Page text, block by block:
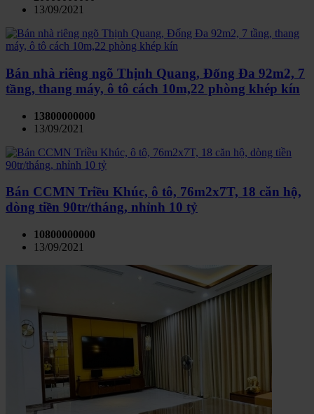
13/09/2021
Bán nhà riêng ngõ Thịnh Quang, Đống Đa 92m2, 7
tầng, thang máy, ô tô cách 10m,22 phòng khép kín
13800000000
13/09/2021
Bán CCMN Triều Khúc, ô tô, 76m2x7T, 18 căn hộ,
dòng tiền 90tr/tháng, nhỉnh 10 tỷ
10800000000
13/09/2021